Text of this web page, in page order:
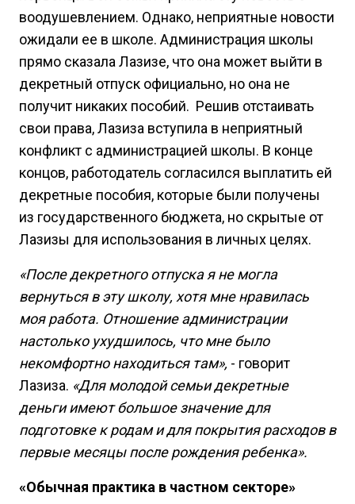
воодушевлением. Однако, неприятные новости
ожидали ее в школе. Администрация школы
прямо сказала Лазизе, что она может выйти в
декретный отпуск официально, но она не
получит никаких пособий. Решив отстаивать
свои права, Лазиза вступила в неприятный
конфликт с администрацией школы. В конце
концов, работодатель согласился выплатить ей
декретные пособия, которые были получены
из государственного бюджета, но скрытые от
Лазизы для использования в личных целях.
«После декретного отпуска я не могла
вернуться в эту школу, хотя мне нравилась
моя работа. Отношение администрации
настолько ухудшилось, что мне было
некомфортно находиться там», - говорит
Лазиза. «Для молодой семьи декретные
деньги имеют большое значение для
подготовке к родам и для покрытия расходов в
первые месяцы после рождения ребенка».
«Обычная практика в частном секторе»